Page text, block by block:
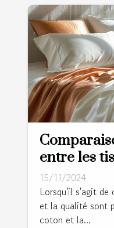
entre les
satin de
15/11/2024
Lorsqu'il s'agit
et la qualité sont
coton et la...